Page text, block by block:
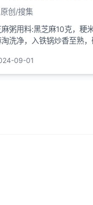
原创/搜集
麻粥用料:黑芝麻10克，粳
洗净，入铁锅炒香至熟
09-01